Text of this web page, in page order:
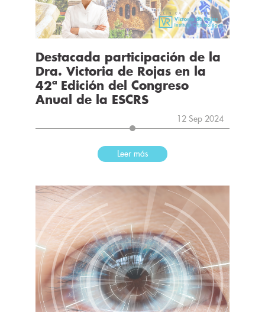
Destacada participación de la
Dra. Victoria de Rojas en la
42ª Edición del Congreso
Anual de la ESCRS
12 Sep 2024
Leer más